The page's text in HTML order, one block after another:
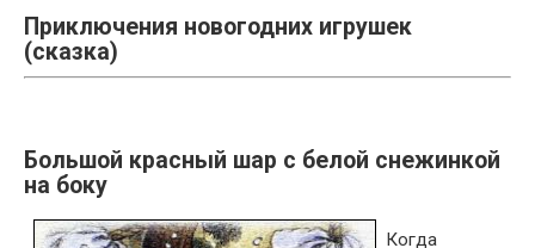
Приключения новогодних игрушек
(сказка)
Большой красный шар с белой снежинкой
на боку
Когда